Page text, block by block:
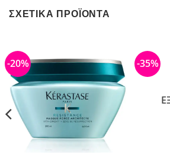
ΣΧΕΤΙΚΆ ΠΡΟΪΌΝΤΑ
-20% -35%